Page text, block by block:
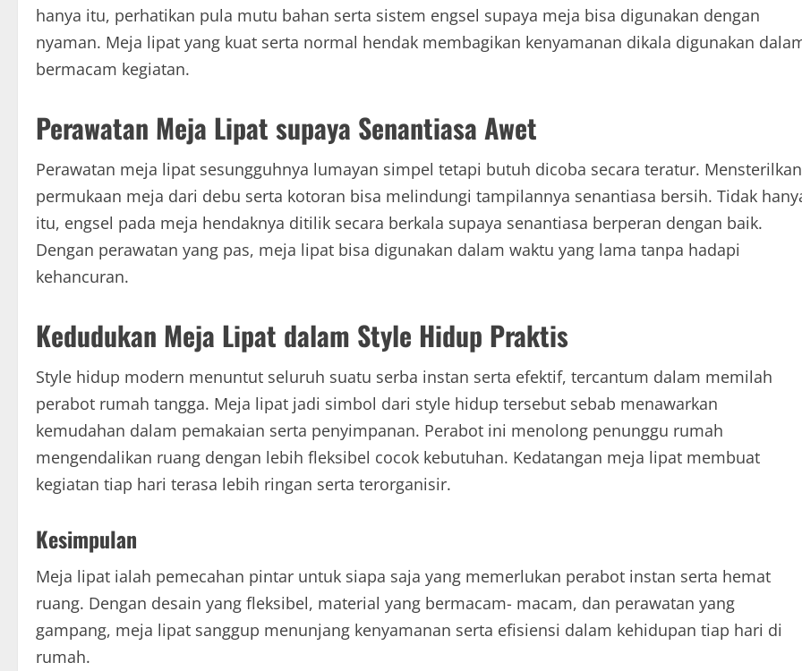
hanya itu, perhatikan pula mutu bahan serta sistem engsel supaya meja bisa digunakan dengan
nyaman. Meja lipat yang kuat serta normal hendak membagikan kenyamanan dikala digunakan
bermacam kegiatan.
Perawatan Meja Lipat supaya Senantiasa Awet
Perawatan meja lipat sesungguhnya lumayan simpel tetapi butuh dicoba secara teratur. Mensterilkan
permukaan meja dari debu serta kotoran bisa melindungi tampilannya senantiasa bersih. Tidak
itu, engsel pada meja hendaknya ditilik secara berkala supaya senantiasa berperan dengan baik.
Dengan perawatan yang pas, meja lipat bisa digunakan dalam waktu yang lama tanpa hadapi
kehancuran.
Kedudukan Meja Lipat dalam Style Hidup Praktis
Style hidup modern menuntut seluruh suatu serba instan serta efektif, tercantum dalam memilah
perabot rumah tangga. Meja lipat jadi simbol dari style hidup tersebut sebab menawarkan
kemudahan dalam pemakaian serta penyimpanan. Perabot ini menolong penunggu rumah
mengendalikan ruang dengan lebih fleksibel cocok kebutuhan. Kedatangan meja lipat membuat
kegiatan tiap hari terasa lebih ringan serta terorganisir.
Kesimpulan
Meja lipat ialah pemecahan pintar untuk siapa saja yang memerlukan perabot instan serta hemat
ruang. Dengan desain yang fleksibel, material yang bermacam- macam, dan perawatan yang
gampang, meja lipat sanggup menunjang kenyamanan serta efisiensi dalam kehidupan tiap hari di
rumah.